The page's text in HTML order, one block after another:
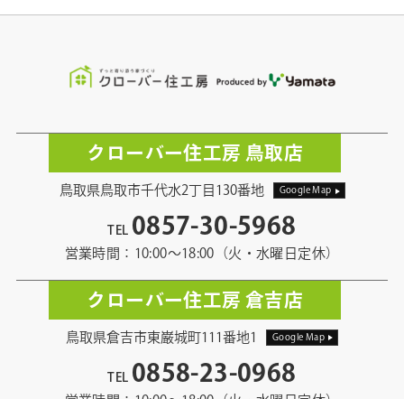
クローバー住工房 鳥取店
鳥取県鳥取市千代水2丁目130番地 Google Map
TEL 0857-30-5968
営業時間：10:00〜18:00（火・水曜日定休）
クローバー住工房 倉吉店
鳥取県倉吉市東巌城町111番地1 Google Map
TEL 0858-23-0968